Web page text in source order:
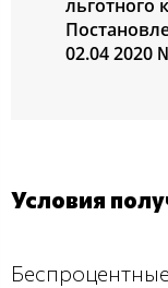
льготного
02.04 2020
Условия